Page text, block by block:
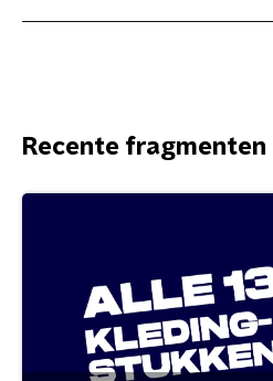
Recente fragmenten